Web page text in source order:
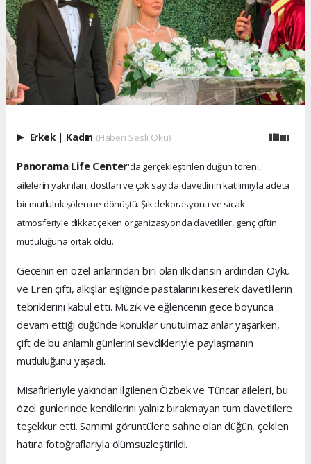
Erkek | Kadın (Haberi Sesli Oku)
Panorama Life Center'da gerçekleştirilen düğün töreni,
ailelerin yakınları, dostları ve çok sayıda davetlinin katılımıyla adeta
bir mutluluk şölenine dönüştü. Şık dekorasyonu ve sıcak
atmosferiyle dikkat çeken organizasyonda davetliler, genç çiftin
mutluluğuna ortak oldu.
Gecenin en özel anlarından biri olan ilk dansın ardından Öykü
ve Eren çifti, alkışlar eşliğinde pastalarını keserek davetlilerin
tebriklerini kabul etti. Müzik ve eğlencenin gece boyunca
devam ettiği düğünde konuklar unutulmaz anlar yaşarken,
çift de bu anlamlı günlerini sevdikleriyle paylaşmanın
mutluluğunu yaşadı.
Misafirleriyle yakından ilgilenen Özbek ve Tüncar aileleri, bu
özel günlerinde kendilerini yalnız bırakmayan tüm davetlilere
teşekkür etti. Samimi görüntülere sahne olan düğün, çekilen
hatıra fotoğraflarıyla ölümsüzleştirildi.